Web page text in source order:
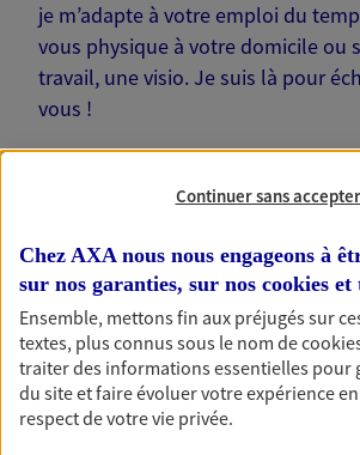
je m’adapte à votre emploi du
vous physique à votre domicile ou
travail, une visio. Je suis là pour
vous !
Nos offres phares
Épargne
Réalisez vos projets grâce à votre
immobilier, études des enfants ou
Continuer sans accepter
Chez AXA nous nous engageons à
sur nos garanties, sur nos cookies et
Ensemble, mettons fin aux préjugés sur
textes, plus connus sous le nom de
traiter des informations essentielles pour
du site et faire évoluer votre expérience
respect de votre vie privée.